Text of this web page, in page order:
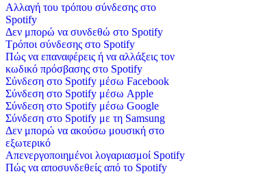
Αλλαγή του τρόπου σύνδεσης στο
Spotify
Δεν μπορώ να συνδεθώ στο Spotify
Τρόποι σύνδεσης στο Spotify
Πώς να επαναφέρεις ή να αλλάξεις τον
κωδικό πρόσβασης στο Spotify
Σύνδεση στο Spotify μέσω Facebook
Σύνδεση στο Spotify μέσω Apple
Σύνδεση στο Spotify μέσω Google
Σύνδεση στο Spotify με τη Samsung
Δεν μπορώ να ακούσω μουσική στο
εξωτερικό
Απενεργοποιημένοι λογαριασμοί Spotify
Πώς να αποσυνδεθείς από το Spotify